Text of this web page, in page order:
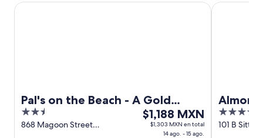
Pal's on the Beach - A Gold
Standard Hotel
2.5
out
868 Magoon Street
El
precio
$1,188 MXN
$1,303 MXN en total
14 ago. - 15 ago.
Pal's on the Beach - A Gold Standard Hotel
Reef
3.5
out
101 B Sittee
Almond